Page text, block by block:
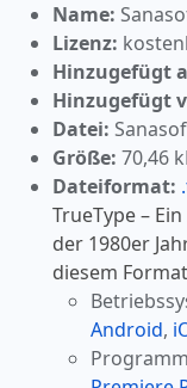
Name:
Lizenz:
Hinzugefügt
Hinzugefügt
Datei:
Größe: 70,46
Dateiformat:
TrueType –
der 1980er
diesem
Android,